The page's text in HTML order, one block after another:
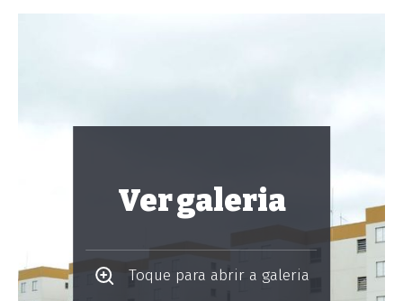
Ver galeria
Toque para abrir a galeria